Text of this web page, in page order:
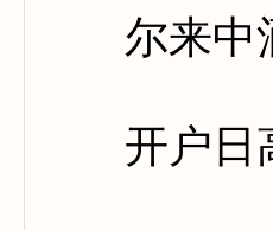
尔来中酒
开户日高